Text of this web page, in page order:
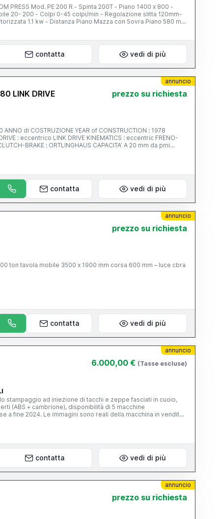
120mm-
1.1 kw - Distanza Piano Mazza con Sovra Piano 580 mm
PREMILAMIERA, BARRIERE FOTOELETTRICHE DI SICUREZZA,
CONDIZIONI. NB. MACCHINA VISIBILE IN FUNZIONE.
contatta vedi di più
annuncio
LINK DRIVE prezzo su richiesta
: eccentrico LINK DRIVE KINEMATICS : eccentric FRENO-
x 2200 mm
1900 PESO MASSIMO DELLA PRESSA
KG approx.
contatta vedi di più
annuncio
prezzo su richiesta
contatta vedi di più
annuncio
6.000,00 € (Tasse escluse)
stampaggio ad iniezione di tacchi e zeppe fasciati in cuoio,
(ABS + cambrione), disponibilità di 5 macchine
a fine 2024. Le immagini sono reali della macchina in vendita,
contatta vedi di più
annuncio
prezzo su richiesta